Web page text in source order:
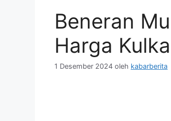
Beneran
Harga
1 Desember 2024 oleh kabarberita